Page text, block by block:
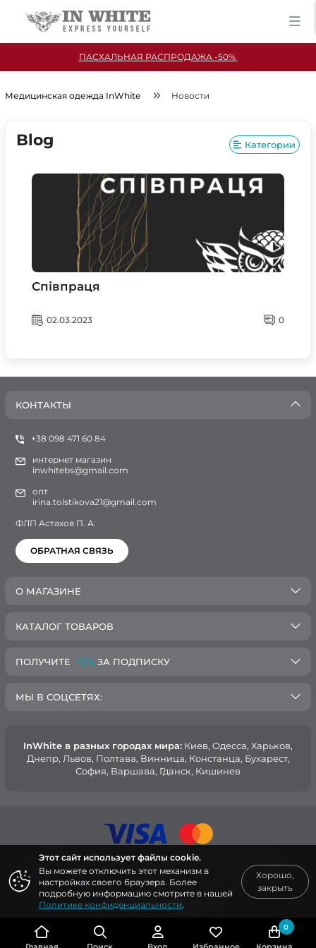
ПАСХАЛЬНАЯ РАСПРОДАЖА -50%
0
Медицинская одежда InWhite Новости
Blog Категории
Cпівпраця
02.03.2023 0
КОНТАКТЫ
+38 098 471 60 84
интернет магазин
inwhitebs@gmail.com
опт
irina.tolstikova21@gmail.com
ФЛП Астахов П. А.
ОБРАТНАЯ СВЯЗЬ
О МАГАЗИНЕ
КАТАЛОГ ТОВАРОВ
ПОЛУЧИТЕ -10% ЗА ПОДПИСКУ
МЫ В СОЦСЕТЯХ:
InWhite в разных городах мира: Киев, Oдесса, Харьков,
Днепр, Львов, Полтава, Винница, Констанца, Бухарест,
София, Варшава, Гданск, Кишинев
© 2015 — 2026, Интернет-магазин медицинской одежды
InWhite.
Сайт создан в Sago Group
Этот сайт использует файлы cookie.
Вы можете отключить этот механизм в
настройках своего браузера. Более
подробную информацию смотрите в нашей
Политике конфиденциальности.
Хорошо,
закрыть